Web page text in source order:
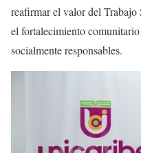
reafirmar el valor del Trabajo
el fortalecimiento
socialmente responsables.